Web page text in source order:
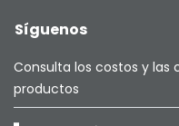
Síguenos
Consulta los costos y las
productos